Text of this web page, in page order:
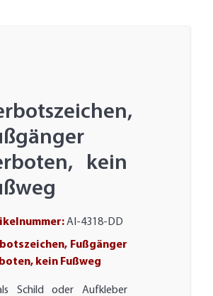
kein
AI-4318-DD
Fußgänger
kein Fußweg
Schild oder Aufkleber